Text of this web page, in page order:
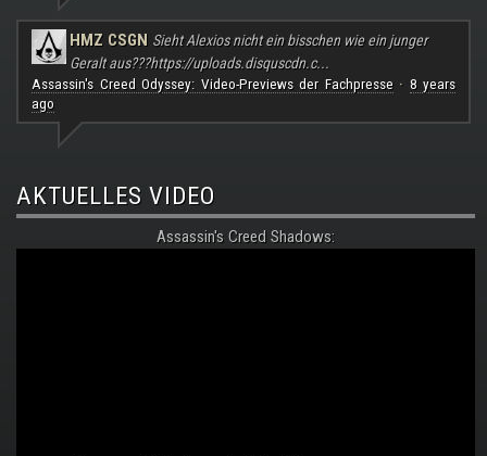
HMZ CSGN Sieht Alexios nicht ein bisschen wie ein junger
Geralt aus???https://uploads.disquscdn.c...
Assassin's Creed Odyssey: Video-Previews der Fachpresse· 8 years
ago
AKTUELLES VIDEO
Assassin's Creed Shadows: